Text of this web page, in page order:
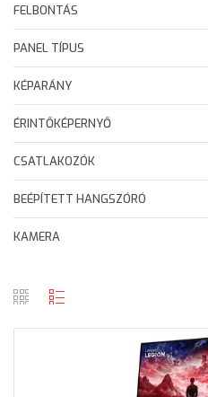
FELBONTÁS
PANEL TÍPUS
KÉPARÁNY
ÉRINTŐKÉPERNYŐ
CSATLAKOZÓK
BEÉPÍTETT HANGSZÓRÓ
KAMERA